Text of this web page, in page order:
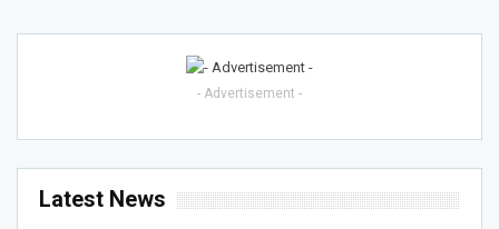
- Advertisement -
Latest News